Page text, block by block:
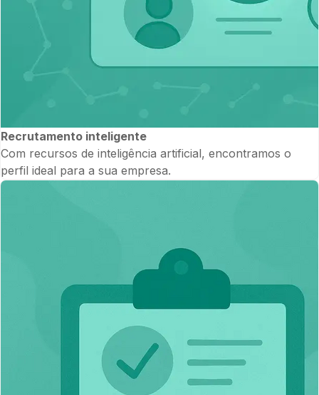
Recrutamento inteligente
Com recursos de inteligência artificial, encontramos o
perfil ideal para a sua empresa.